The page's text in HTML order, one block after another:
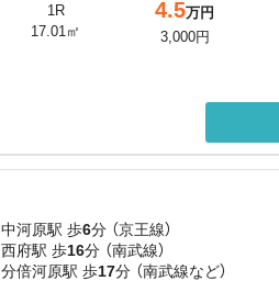
1R
17.01㎡
4.5万円
3,000円
中河原駅 歩6分 （京王線）
西府駅 歩16分 （南武線）
分倍河原駅 歩17分 （南武線など）